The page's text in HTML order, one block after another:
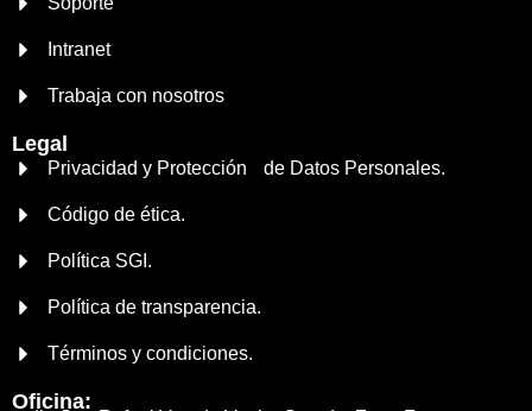
Intranet
Trabaja con nosotros
Legal
Privacidad y Protección de Datos Personales.
Código de ética.
Política SGI.
Política de transparencia.
Términos y condiciones.
Oficina: